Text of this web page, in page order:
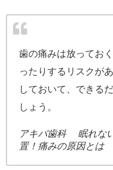
歯の痛みは放ってお
ったりするリスクが
しておいて、できる
しょう。
アキバ歯科 眠れな
置！痛みの原因とは